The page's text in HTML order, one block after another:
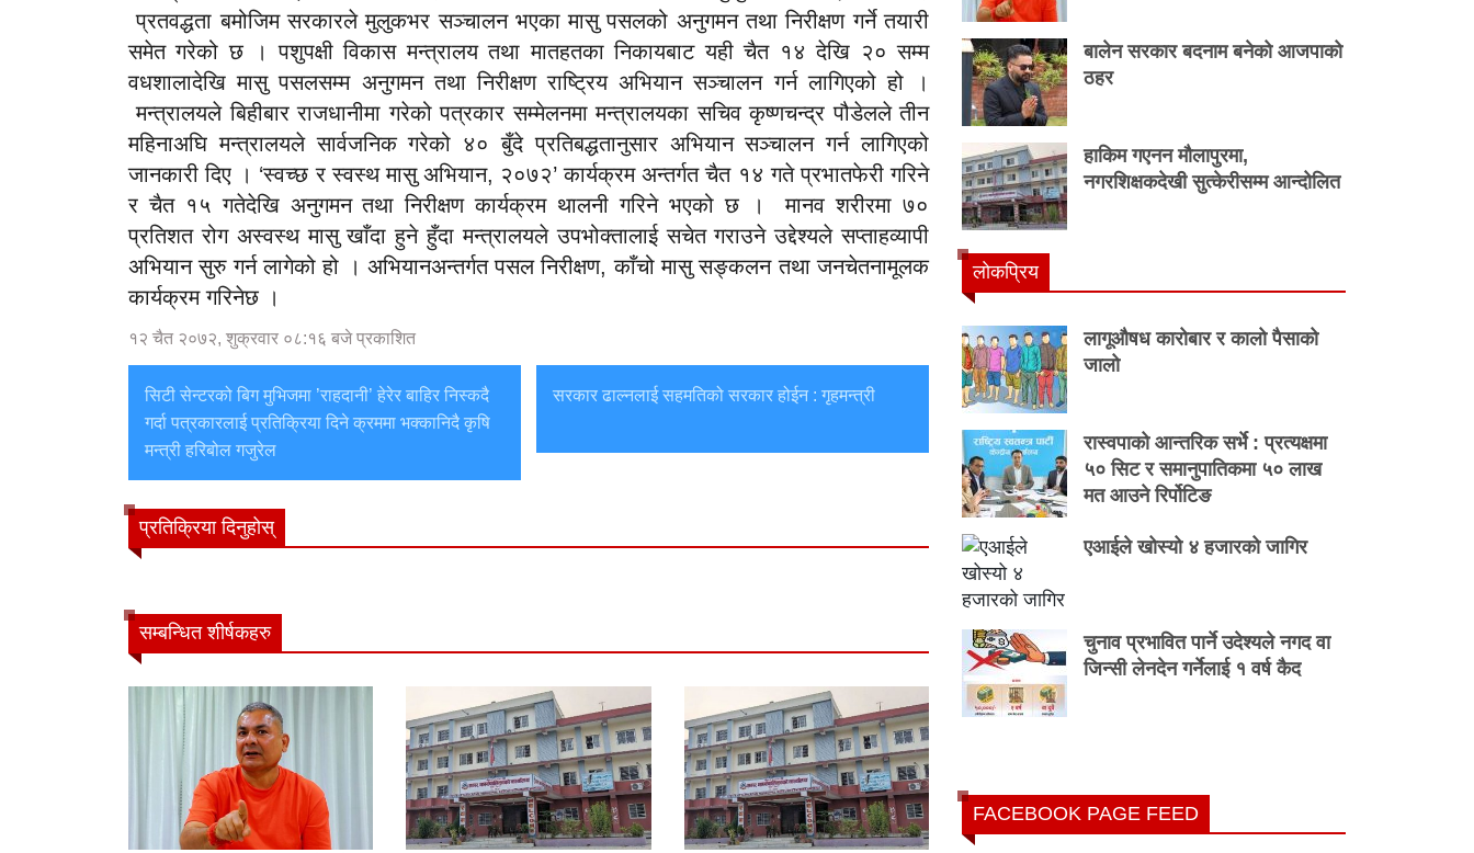
प्रतवद्धता बमोजिम सरकारले मुलुकभर सञ्चालन भएका मासु पसलको अनुगमन तथा निरीक्षण गर्ने तयारी
समेत गरेको छ । पशुपक्षी विकास मन्त्रालय तथा मातहतका निकायबाट यही चैत १४ देखि २० सम्म
वधशालादेखि मासु पसलसम्म अनुगमन तथा निरीक्षण राष्ट्रिय अभियान सञ्चालन गर्न लागिएको हो ।
मन्त्रालयले बिहीबार राजधानीमा गरेको पत्रकार सम्मेलनमा मन्त्रालयका सचिव कृष्णचन्द्र पौडेलले तीन
महिनाअघि मन्त्रालयले सार्वजनिक गरेको ४० बुँदे प्रतिबद्धतानुसार अभियान सञ्चालन गर्न लागिएको
जानकारी दिए । ‘स्वच्छ र स्वस्थ मासु अभियान, २०७२’ कार्यक्रम अन्तर्गत चैत १४ गते प्रभातफेरी गरिने
र चैत १५ गतेदेखि अनुगमन तथा निरीक्षण कार्यक्रम थालनी गरिने भएको छ । मानव शरीरमा ७०
प्रतिशत रोग अस्वस्थ मासु खाँदा हुने हुँदा मन्त्रालयले उपभोक्तालाई सचेत गराउने उद्देश्यले सप्ताहव्यापी
अभियान सुरु गर्न लागेको हो । अभियानअन्तर्गत पसल निरीक्षण, काँचो मासु सङ्कलन तथा जनचेतनामूलक
कार्यक्रम गरिनेछ ।
१२ चैत २०७२, शुक्रवार ०८:१६ बजे प्रकाशित
सिटी सेन्टरको बिग मुभिजमा ’राहदानी’ हेरेर बाहिर निस्कदै
गर्दा पत्रकारलाई प्रतिक्रिया दिने क्रममा भक्कानिदै कृषि
मन्त्री हरिबोल गजुरेल
सरकार ढाल्नलाई सहमतिको सरकार होईन : गृहमन्त्री
प्रतिक्रिया दिनुहोस्
सम्बन्धित शीर्षकहरु
बालेन सरकार बदनाम बनेको आजपाको
ठहर
हाकिम गएनन मौलापुरमा,
नगरशिक्षकदेखी सुत्केरीसम्म आन्दोलित
लाेकप्रिय
लागूऔषध कारोबार र कालो पैसाको
जालो
रास्वपाको आन्तरिक सर्भे : प्रत्यक्षमा
५० सिट र समानुपातिकमा ५० लाख
मत आउने रिर्पोटिङ
एआईले खोस्यो ४ हजारको जागिर
चुनाव प्रभावित पार्ने उदेश्यले नगद वा
जिन्सी लेनदेन गर्नेलाई १ वर्ष कैद
FACEBOOK PAGE FEED